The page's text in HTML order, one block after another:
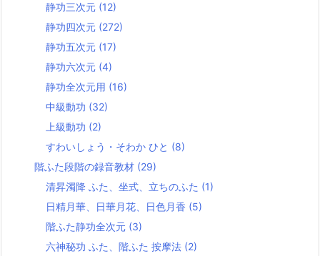
静功三次元 (12)
静功四次元 (272)
静功五次元 (17)
静功六次元 (4)
静功全次元用 (16)
中級動功 (32)
上級動功 (2)
すわいしょう・そわか ひと (8)
階ふた段階の録音教材 (29)
清昇濁降 ふた、坐式、立ちのふた (1)
日精月華、日華月花、日色月香 (5)
階ふた静功全次元 (3)
六神秘功 ふた、階ふた 按摩法 (2)